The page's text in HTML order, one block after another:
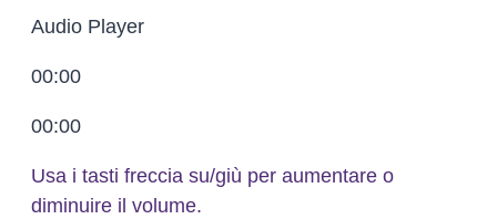
Audio Player
00:00
00:00
Usa i tasti freccia su/giù per aumentare o
diminuire il volume.